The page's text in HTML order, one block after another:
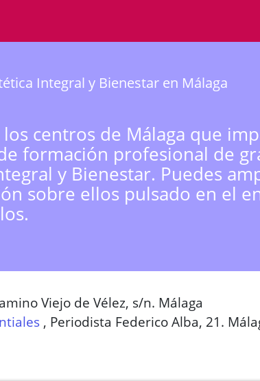
Integral y Bienestar en Málaga
los centros de Málaga que
formación profesional de
y Bienestar. Puedes
sobre ellos pulsado en el
Viejo de Vélez, s/n. Málaga
, Periodista Federico Alba, 21.